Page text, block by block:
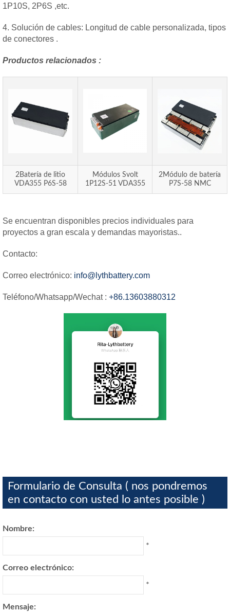
1P10S, 2P6S ,etc.
4. Solución de cables: Longitud de cable personalizada, tipos
de conectores .
Productos relacionados :
2Batería de litio
VDA355 P6S-58
Módulos Svolt
1P12S-51 VDA355
2Módulo de batería
P7S-58 NMC
Se encuentran disponibles precios individuales para
proyectos a gran escala y demandas mayoristas..
Contacto:
Correo electrónico: info@lythbattery.com
Teléfono/Whatsapp/Wechat : +86.13603880312
Formulario de Consulta ( nos pondremos
en contacto con usted lo antes posible )
Nombre:
*
Correo electrónico:
*
Mensaje: